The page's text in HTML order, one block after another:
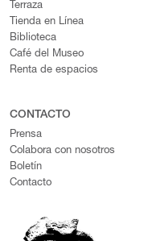
Terraza
Tienda en Línea
Biblioteca
Café del Museo
Renta de espacios
CONTACTO
Prensa
Colabora con nosotros
Boletín
Contacto